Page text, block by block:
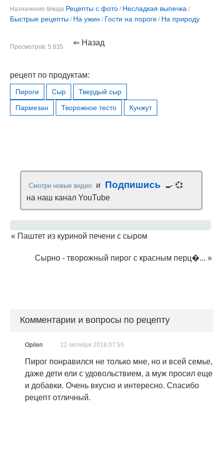
Назначение блюда Рецепты с фото / Несладкая выпечка /
Быстрые рецепты / На ужин / Гости на пороге / На природу
Просмотров: 5 835 ⇐ Назад
рецепт по продуктам:
Пироги Сыр
Твердый сыр
Пармезан
Творожное тесто Кунжут
Смотри новые видео и Подпишись
🍳 💞
на наш канал YouTube
« Паштет из куриной печени с сыром
Сырно - творожный пирог с красным перц�... »
Комментарии и вопросы по рецепту
Opilen 22 октября 2018 07:55
Пирог понравился не только мне, но и всей семье,
даже дети ели с удовольствием, а муж просил еще
и добавки. Очень вкусно и интересно. Спасибо
рецепт отличный.